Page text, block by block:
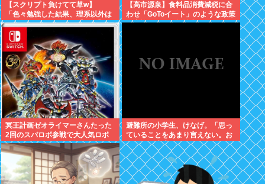
【スクリプト負けてて草w】
「色々勉強した結果、理系以外は
エラー品だと気付いた【ガチ】」
について、もっと具体的に話そう
か
【高市源泉】食料品消費減税に合
わせ「GoToイート」のような政策
が実施される可能性高まる！お得
冥王計画ゼオライマーさんたった
2回のスパロボ参戦で大人気ロボ
作品にwww
避難所の小学生、けなげ。「思っ
ていることをあまり言えない。お
母さんに迷惑かけるから」